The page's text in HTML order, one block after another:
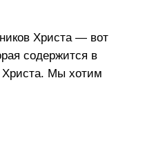
Христа — вот
содержится в
Мы хотим